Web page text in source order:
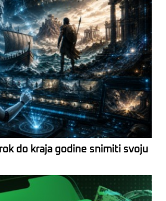
do kraja godine snimiti svoju